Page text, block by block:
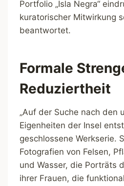
Portfolio „Isla Negra“
kuratorischer Mitwirkung
beantwortet.
Formale
Reduziertheit
„Auf der Suche nach den
Eigenheiten der Insel
geschlossene Werkserie.
Fotografien von Felsen,
und Wasser, die Porträts
ihrer Frauen, die